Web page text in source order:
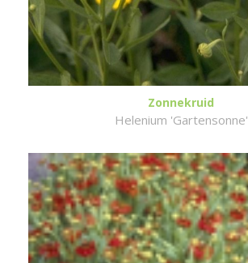
Zonnekruid
Helenium 'Gartensonne'